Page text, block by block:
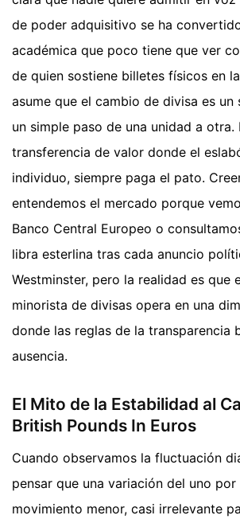
de poder adquisitivo se ha
académica que poco tiene que ver
de quien sostiene billetes físicos en
asume que el cambio de divisa es
un simple paso de una unidad a otra.
transferencia de valor donde el
individuo, siempre paga el pato.
entendemos el mercado porque
Banco Central Europeo o
libra esterlina tras cada anuncio
Westminster, pero la realidad es que
minorista de divisas opera en una
donde las reglas de la transparencia
ausencia.
El Mito de la Estabilidad al
British Pounds In Euros
Cuando observamos la fluctuación
pensar que una variación del uno
movimiento menor, casi irrelevante